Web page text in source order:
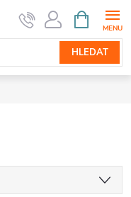
HLEDAT
NÁKUPNÍ
KOŠÍK